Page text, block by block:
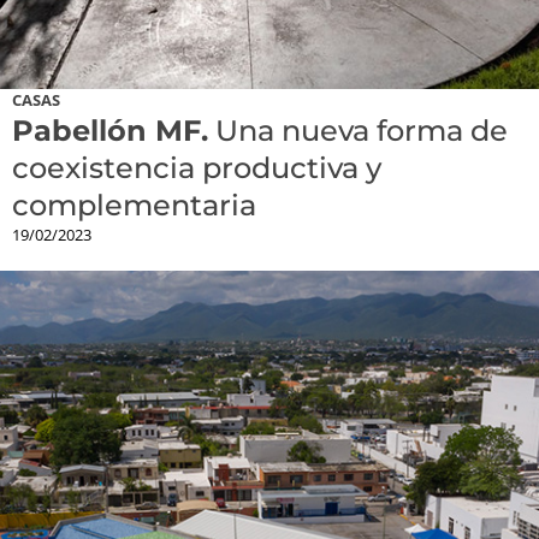
CASAS
Pabellón MF. Una nueva forma de
coexistencia productiva y
complementaria
19/02/2023